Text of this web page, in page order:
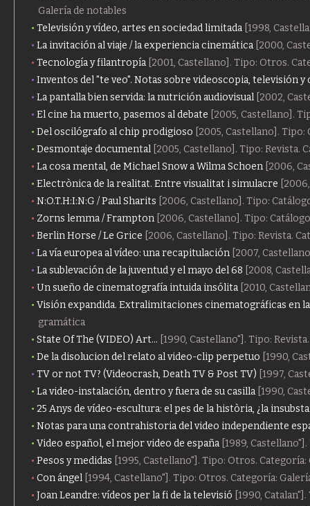
Galería de notables
Televisión y vídeo, artes en sociedad limitada [1998,
La invitación al viaje / la experiencia cinemática [2000,
Tecnología y filantropía [2001, Castellano]. Tipo: Otros.
Inventos del "te veo". Notas sobre videoscopia, televisión y
La pantalla bien servida: la nutrición audiovisual [2002,
El cine ha muerto, pasemos al debate [2005, Castellano].
Del oscilógrafo al chip prodigioso [2005, Castellano].
Desmontaje documental [2005, Castellano]. Tipo: Revista.
La cosa mental, de Michael Snow a Wilma Schoen [2006,
Electrònica de la realitat. Entre visualitat i simulacre
N:O.T.H:I:N:G / Paul Sharits [2006, Castellano]. Tipo:
Zorns lemma / Frampton [2006, Castellano]. Tipo:
Berlin Horse / Le Grice [2006, Castellano]. Tipo: Revista.
La vía europea al vídeo: una recapitulación [2007,
La sublevación de la juventud y el mayo del 68 [2008,
Un sueño de cinematografía intuida insólita [2010,
Visión expandida. Extralimitaciones cinematográficas en
gramática
State Of The (VIDEO) Art... [1990, Castellano"]. Tipo:
De la disolucion del relato al video-clip perpetuo [1990,
TV or not TV? (Videocrash, Death TV & Post TV) [1997,
La video-instalación, dentro y fuera de su casilla [1990,
25 Anys de vídeo-escultura: el pes de la història, ¿la
Notas para una contrahistoria del video independiente
Video español, el mejor video de españa [1989,
Pesos y medidas [1995, Castellano"]. Tipo: Otros.
Con ángel [1994, Castellano"]. Tipo: Otros. Categoría:
Joan Leandre: vídeos per la fi de la televisió [1990,